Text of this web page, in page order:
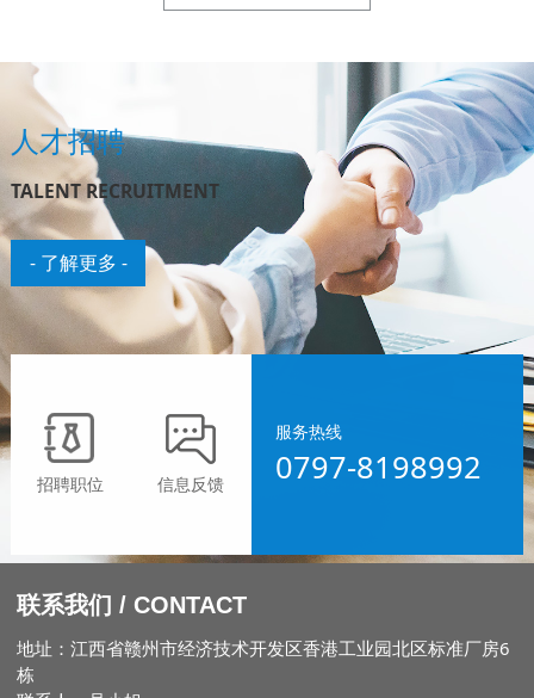
人才招聘
TALENT RECRUITMENT
- 了解更多 -
招聘职位 信息反馈
服务热线
0797-8198992
联系我们 / CONTACT
地址：江西省赣州市经济技术开发区香港工业园北区标准厂房6
栋